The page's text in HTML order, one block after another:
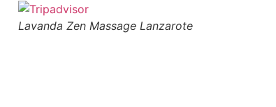
Lavanda Zen Massage Lanzarote